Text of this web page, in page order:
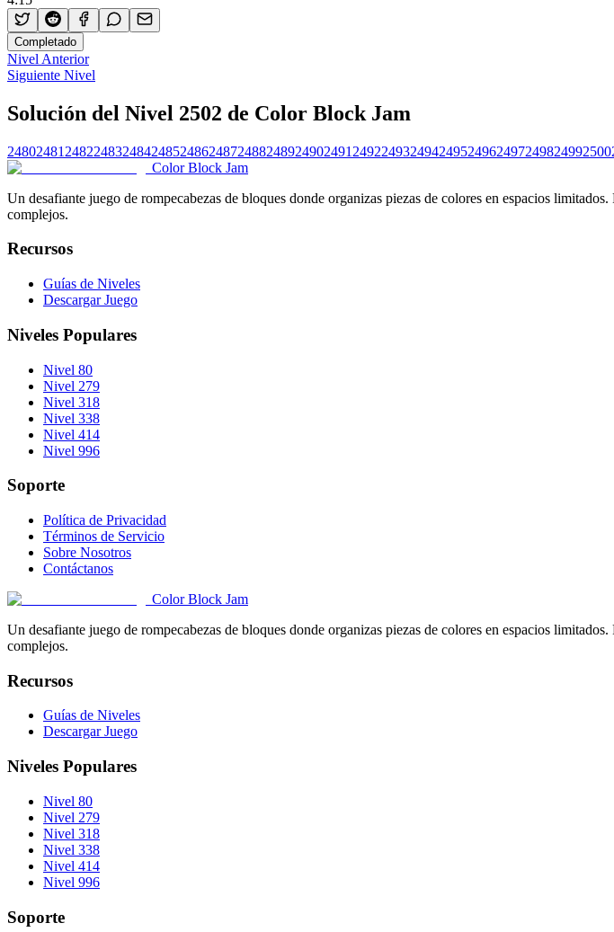
Completado
Nivel Anterior
Siguiente Nivel
Solución del Nivel 2502 de Color Block Jam
24802481 2482248324842485248624872488248924902491 249224932494249524962497249824992500
Color Block Jam
Un desafiante juego de rompecabezas de bloques donde organizas piezas de colores en espacios
complejos.
Recursos
Guías de Niveles
Descargar Juego
Niveles Populares
Nivel 80
Nivel 279
Nivel 318
Nivel 338
Nivel 414
Nivel 996
Soporte
Política de Privacidad
Términos de Servicio
Sobre Nosotros
Contáctanos
Color Block Jam
Un desafiante juego de rompecabezas de bloques donde organizas piezas de colores en espacios
complejos.
Recursos
Guías de Niveles
Descargar Juego
Niveles Populares
Nivel 80
Nivel 279
Nivel 318
Nivel 338
Nivel 414
Nivel 996
Soporte